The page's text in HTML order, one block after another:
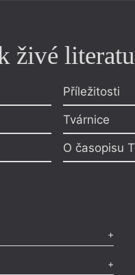
živé
Příležitosti
Tvárnice
O časopisu